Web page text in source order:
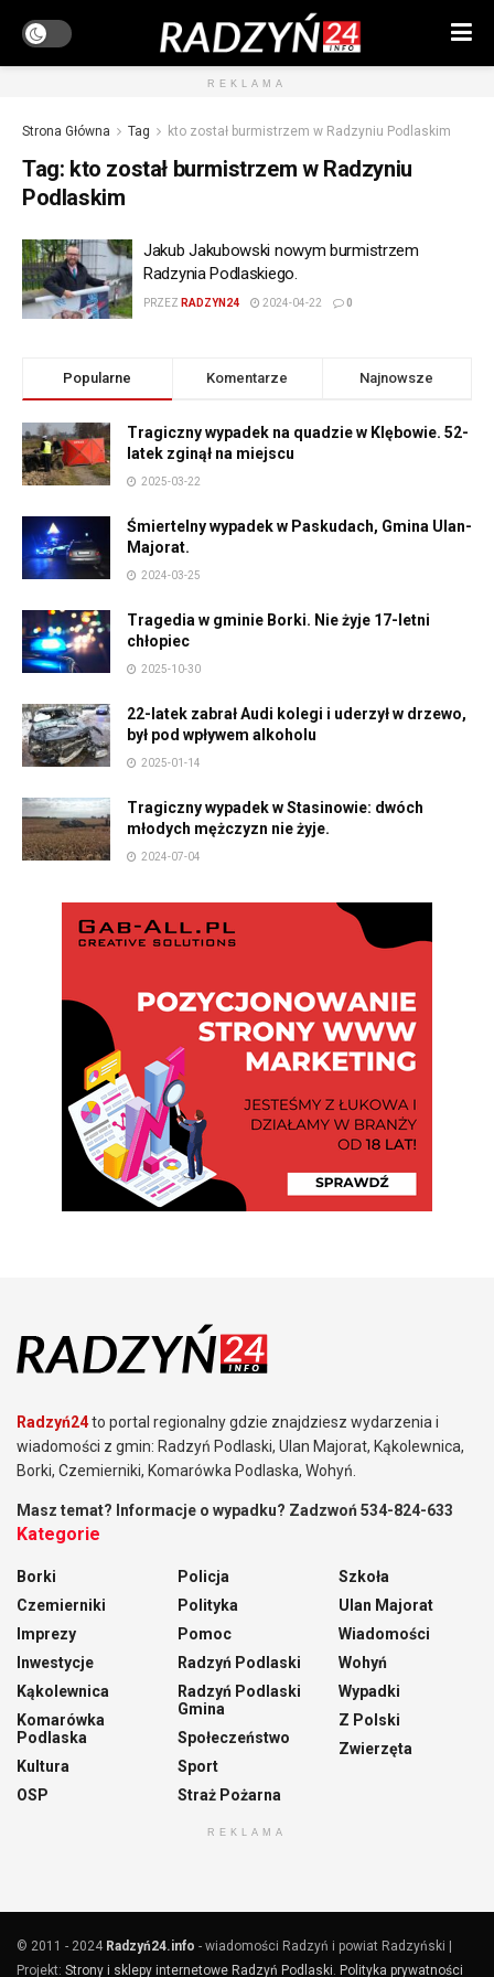
REKLAMA
Strona Główna Tag kto został burmistrzem w Radzyniu Podlaskim
Tag: kto został burmistrzem w Radzyniu
Podlaskim
Jakub Jakubowski nowym burmistrzem
Radzynia Podlaskiego.
PRZEZ RADZYN24 2024-04-22 0
Popularne Komentarze Najnowsze
Tragiczny wypadek na quadzie w Klębowie. 52-
latek zginął na miejscu
2025-03-22
Śmiertelny wypadek w Paskudach, Gmina Ulan-
Majorat.
2024-03-25
Tragedia w gminie Borki. Nie żyje 17-letni
chłopiec
2025-10-30
22-latek zabrał Audi kolegi i uderzył w drzewo,
był pod wpływem alkoholu
2025-01-14
Tragiczny wypadek w Stasinowie: dwóch
młodych mężczyzn nie żyje.
2024-07-04
Radzyń24to portal regionalny gdzie znajdziesz wydarzenia i
wiadomości z gmin: Radzyń Podlaski, Ulan Majorat, Kąkolewnica,
Borki, Czemierniki, Komarówka Podlaska, Wohyń.
Masz temat? Informacje o wypadku? Zadzwoń 534-824-633
Kategorie
Borki
Czemierniki
Imprezy
Inwestycje
Kąkolewnica
Komarówka
Podlaska
Kultura
OSP
Policja
Polityka
Pomoc
Radzyń Podlaski
Radzyń Podlaski
Gmina
Społeczeństwo
Sport
Straż Pożarna
Szkoła
Ulan Majorat
Wiadomości
Wohyń
Wypadki
Z Polski
Zwierzęta
REKLAMA
© 2011 - 2024 Radzyń24.info - wiadomości Radzyń i powiat Radzyński |
Projekt: Strony i sklepy internetowe Radzyń Podlaski Polityka prywatności